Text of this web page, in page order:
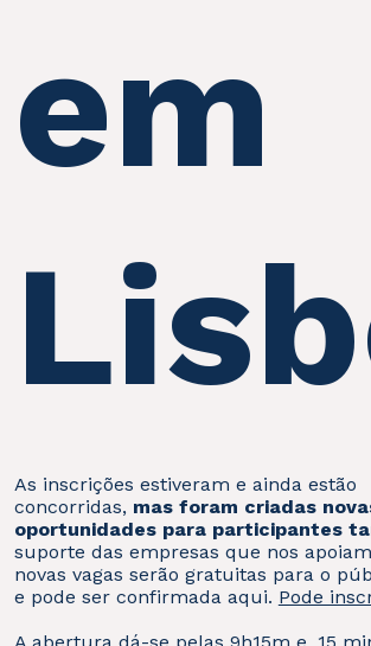
em
As inscrições estiveram e ainda estão
concorridas, mas foram criadas
oportunidades para participantes
suporte das empresas que nos
novas vagas serão gratuitas para o
e pode ser confirmada aqui. Pode
A abertura dá-se pelas 9h15m e, 15